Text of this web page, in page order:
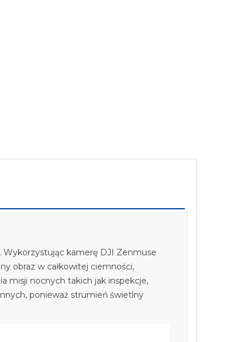
Wykorzystując kamerę DJI Zenmuse
obraz w całkowitej ciemności,
misji nocnych takich jak inspekcje,
ponieważ strumień świetlny